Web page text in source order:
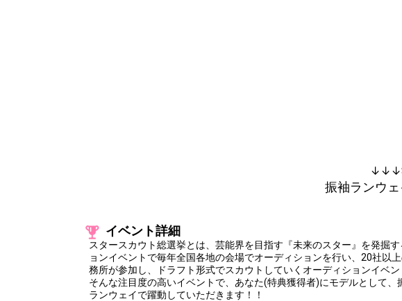
振袖ランウ
イベント詳細
スタースカウト総選挙とは、芸能界を目指す『未来のスター』を発掘
ョンイベントで毎年全国各地の会場でオーディションを行い、20社以
務所が参加し、ドラフト形式でスカウトしていくオーディションイベン
そんな注目度の高いイベントで、あなた(特典獲得者)にモデルとして、
ランウェイで躍動していただきます！！